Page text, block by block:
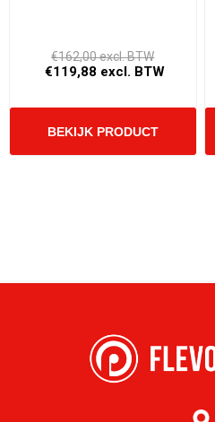
€162,00 excl. BTW
€119,88 excl. BTW